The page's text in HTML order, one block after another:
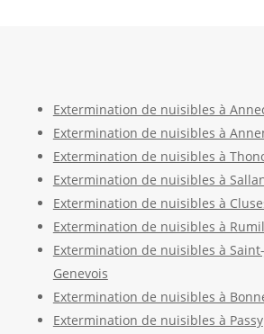
Extermination de nuisibles à
Extermination de nuisibles à
Extermination de nuisibles à
Extermination de nuisibles à
Extermination de nuisibles à
Extermination de nuisibles à
Extermination de nuisibles à
Genevois
Extermination de nuisibles à
Extermination de nuisibles à Passy